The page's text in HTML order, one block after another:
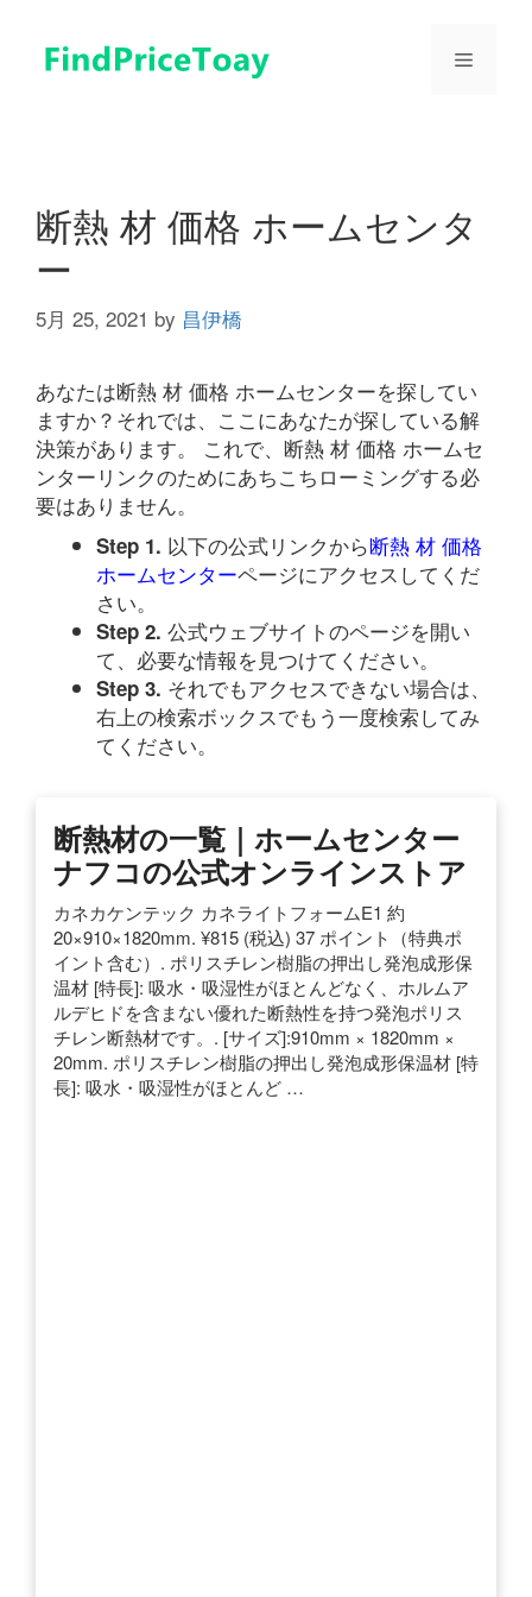
メ
断熱 材 価格 ホームセンタ
ー
5月 25, 2021 by 昌伊橋
あなたは断熱 材 価格 ホームセンターを探してい
ますか？それでは、ここにあなたが探している解
決策があります。 これで、断熱 材 価格 ホームセ
ンターリンクのためにあちこちローミングする必
要はありません。
Step 1. 以下の公式リンクから断熱 材 価格
ホームセンターページにアクセスしてくだ
さい。
Step 2. 公式ウェブサイトのページを開い
て、必要な情報を見つけてください。
Step 3. それでもアクセスできない場合は、
右上の検索ボックスでもう一度検索してみ
てください。
断熱材の一覧｜ホームセンター
ナフコの公式オンラインストア
カネカケンテック カネライトフォームE1 約
20×910×1820mm. ¥815 (税込) 37 ポイント（特典ポ
イント含む）. ポリスチレン樹脂の押出し発泡成形保
温材 [特長]: 吸水・吸湿性がほとんどなく、ホルムア
ルデヒドを含まない優れた断熱性を持つ発泡ポリス
チレン断熱材です。. [サイズ]:910mm × 1820mm ×
20mm. ポリスチレン樹脂の押出し発泡成形保温材 [特
長]: 吸水・吸湿性がほとんど …